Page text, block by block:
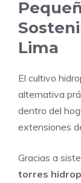
Lima
El cultivo
alternativa
dentro del
extensiones
Gracias a
torres